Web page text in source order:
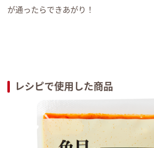
が通ったらできあがり！
レシピで使用した商品